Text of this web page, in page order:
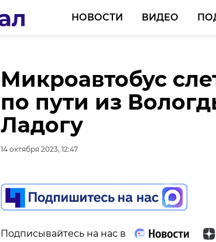
НОВОСТИ ВИДЕО
Микроавтобус
по пути из
Ладогу
14 октября 2023, 12:47
Подписывайтесь на нас в
Пенсионер из
мошенникам
рублей после
стороннего